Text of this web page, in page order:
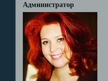
Администратор